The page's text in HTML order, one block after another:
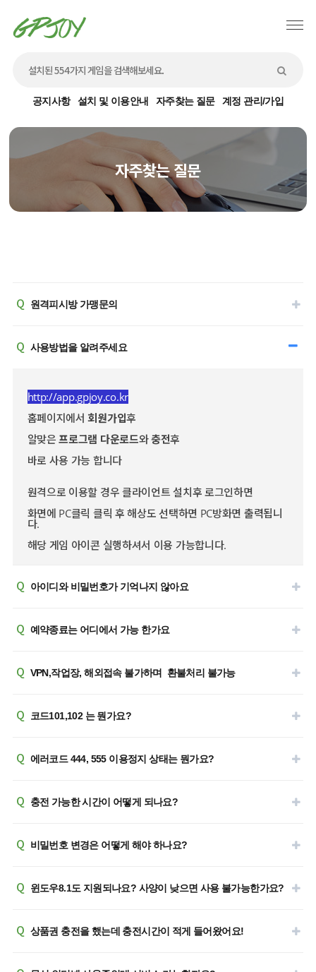
공지사항 설치 및 이용안내 자주찾는 질문 계정 관리/가입
자주찾는 질문
Q ​원격피시방 가맹문의
Q 사용방법을 알려주세요
http://app.gpjoy.co.kr
홈페이지에서회원가입후
알맞은프로그램 다운로드와충전후
바로 사용 가능 합니다
원격으로 이용할 경우 클라이언트 설치후 로그인하면
화면에 PC클릭 클릭 후 해상도 선택하면 PC방화면 출력됩니
다.
해당 게임 아이콘 실행하셔서 이용 가능합니다.
Q 아이디와 비밀번호가 기억나지 않아요
Q 예약종료는 어디에서 가능 한가요
Q VPN,작업장, 해외접속 불가하며 환불처리 불가능
Q 코드101,102 는 뭔가요?
Q 에러코드 444, 555 이용정지 상태는 뭔가요?
Q 충전 가능한 시간이 어떻게 되나요?
Q 비밀번호 변경은 어떻게 해야 하나요?
Q 윈도우8.1도 지원되나요? 사양이 낮으면 사용 불가능한가요?
Q 상품권 충전을 했는데 충전시간이 적게 들어왔어요!